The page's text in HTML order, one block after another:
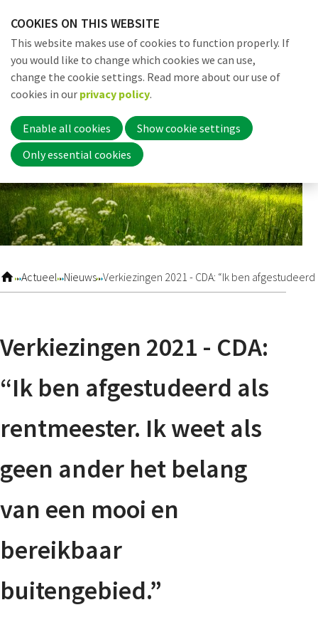
links
Jump
to
navigation
to
main
content
Actueel Nieuws Verkiezingen 2021 - CDA: “Ik ben
Verkiezingen 2021 - CDA:
“Ik ben afgestudeerd als
rentmeester. Ik weet als
geen ander het belang
van een mooi en
bereikbaar
buitengebied.”
Home
Nieuwsbrief
Lidmaatschap
COOKIES ON THIS WEBSITE
This website makes use of cookies to function properly. If
you would like to change which cookies we can use,
change the cookie settings. Read more about our use of
cookies in our privacy policy.
Enable all cookies
Show cookie settings
Only essential cookies